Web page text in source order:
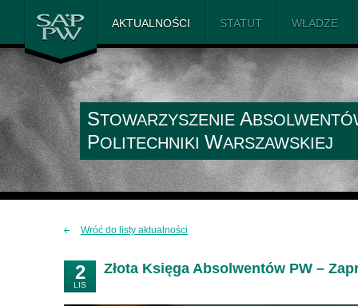
SAiP PW
AKTUALNOŚCI STATUT WŁADZE
STOWARZYSZENIE A
POLITECHNIKI WARSZAWSKIEJ
Wróć do listy aktualności
2
LIS
Złota Księga Absolwentów PW –